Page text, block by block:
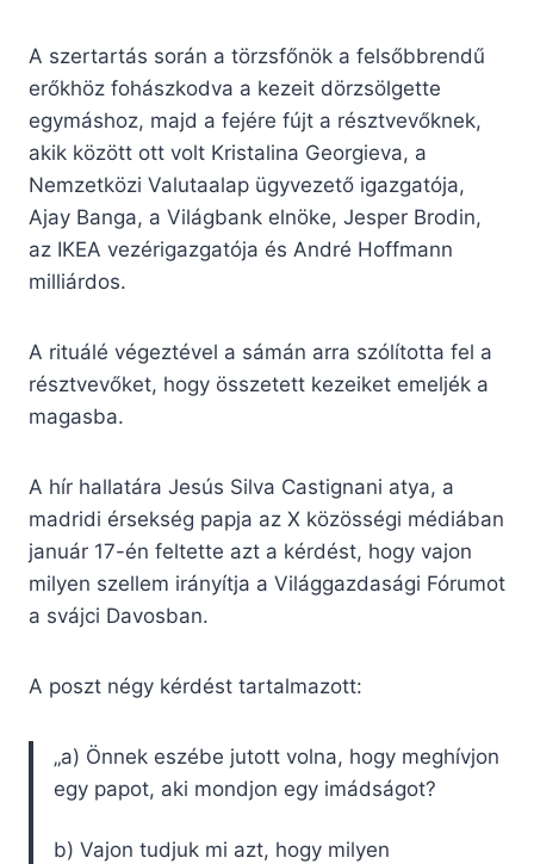
A szertartás során a törzsfőnök a felsőbbrendű
erőkhöz fohászkodva a kezeit dörzsölgette
egymáshoz, majd a fejére fújt a résztvevőknek,
akik között ott volt Kristalina Georgieva, a
Nemzetközi Valutaalap ügyvezető igazgatója,
Ajay Banga, a Világbank elnöke, Jesper Brodin,
az IKEA vezérigazgatója és André Hoffmann
milliárdos.
A rituálé végeztével a sámán arra szólította fel a
résztvevőket, hogy összetett kezeiket emeljék a
magasba.
A hír hallatára Jesús Silva Castignani atya, a
madridi érsekség papja az X közösségi médiában
január 17-én feltette azt a kérdést, hogy vajon
milyen szellem irányítja a Világgazdasági Fórumot
a svájci Davosban.
A poszt négy kérdést tartalmazott:
„a) Önnek eszébe jutott volna, hogy meghívjon
egy papot, aki mondjon egy imádságot?
b) Vajon tudjuk mi azt, hogy milyen